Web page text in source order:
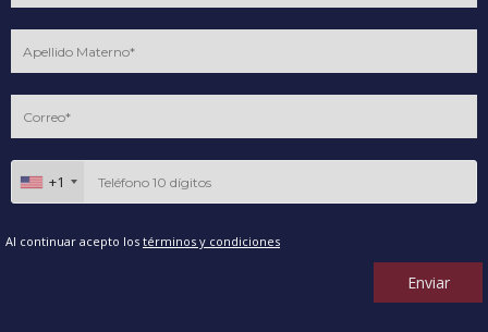
+1
Al continuar acepto los términos y condiciones
Enviar